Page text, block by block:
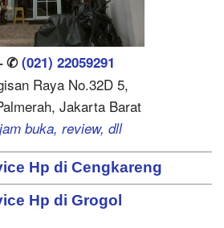
✆(021) 22059291
Raya No.32D 5,
Jakarta Barat
buka, review, dll
Hp di Cengkareng
Hp di Grogol